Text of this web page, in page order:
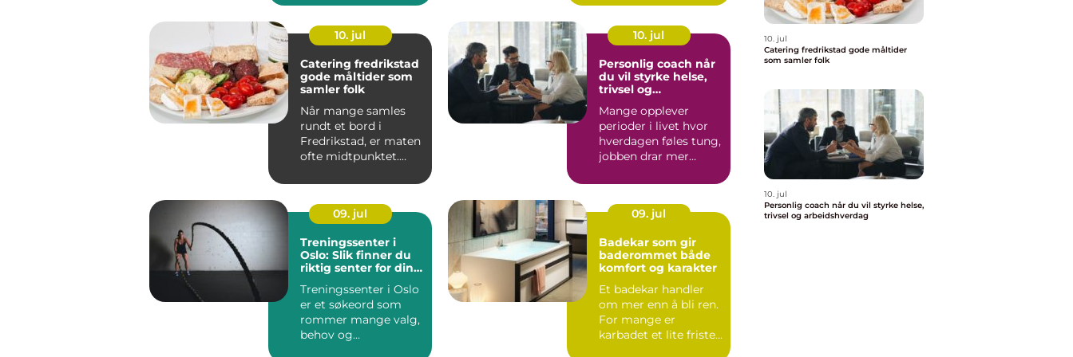
er...
10. jul
Catering fredrikstad
gode måltider som
samler folk
Når mange samles
rundt et bord i
Fredrikstad, er maten
ofte midtpunktet.
dåp, k...
10. jul
Personlig coach når
du vil styrke helse,
trivsel og
Mange opplever
perioder i livet hvor
hverdagen føles tung,
jobben drar mer
eller...
09. jul
Treningssenter i
Oslo: Slik finner du
riktig senter for dine
Treningssenter i Oslo
er et søkeord som
rommer mange valg,
behov og
09. jul
Badekar som gir
baderommet både
komfort og karakter
Et badekar handler
om mer enn å bli ren.
For mange er
karbadet et lite fristed
10. jul
Catering fredrikstad gode måltider
som samler folk
10. jul
Personlig coach når du vil styrke helse,
trivsel og arbeidshverdag